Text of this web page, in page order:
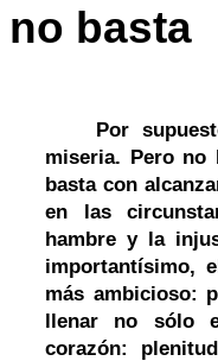
no basta
Por supuesto
miseria. Pero no
basta con
en las
hambre y la
importantísimo,
más ambicioso:
llenar no sólo
corazón: